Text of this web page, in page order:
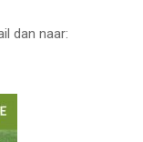
dan naar: